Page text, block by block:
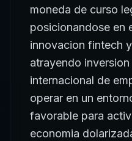
moneda de curso
posicionandose en
innovacion fintech
atrayendo
internacional de
operar en un
favorable para
economia